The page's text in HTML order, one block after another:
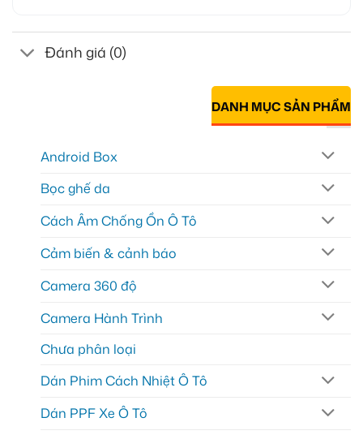
Đánh giá (0)
DANH MỤC SẢN PHẨM
Android Box
Bọc ghế da
Cách Âm Chống Ồn Ô Tô
Cảm biến & cảnh báo
Camera 360 độ
Camera Hành Trình
Chưa phân loại
Dán Phim Cách Nhiệt Ô Tô
Dán PPF Xe Ô Tô